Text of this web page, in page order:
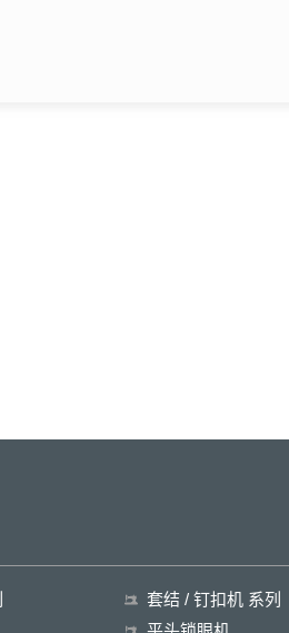
套结 / 钉扣机 系列